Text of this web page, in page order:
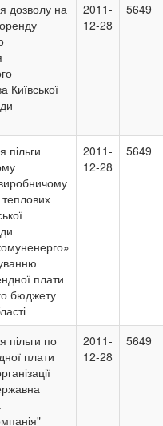
дозволу на
Київської
2011-
12-28
5649
пільги
плати
бюджету
2011-
12-28
5649
пільги по
плати
2011-
12-28
5649